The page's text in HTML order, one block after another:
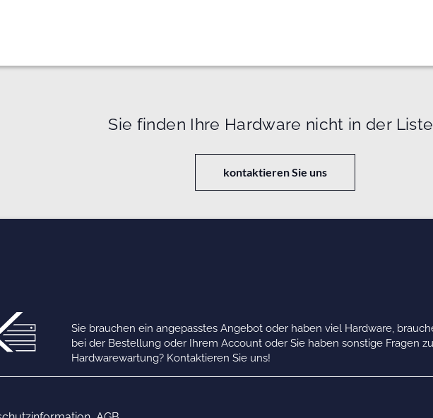
Sie finden Ihre Hardware nicht in der
kontaktieren Sie uns
Sie brauchen ein angepasstes Angebot oder haben viel Hardware,
bei der Bestellung oder Ihrem Account oder Sie haben sonstige Fragen zu
Hardwarewartung? Kontaktieren Sie uns!